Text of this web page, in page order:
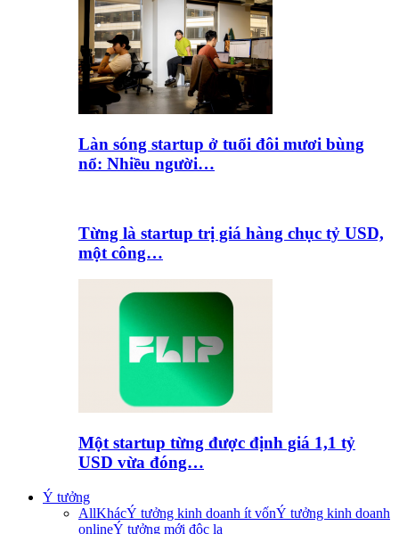
Làn sóng startup ở tuổi đôi mươi bùng
nổ: Nhiều người…
Từng là startup trị giá hàng chục tỷ USD,
một công…
Một startup từng được định giá 1,1 tỷ
USD vừa đóng…
Ý tưởng
AllKhácÝ tưởng kinh doanh ít vốnÝ tưởng kinh doanh
onlineÝ tưởng mới độc lạ